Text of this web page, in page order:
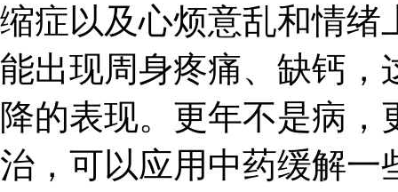
缩症以及心烦意乱和情绪
能出现周身疼痛、缺钙，
降的表现。更年不是病
治，可以应用中药缓解一